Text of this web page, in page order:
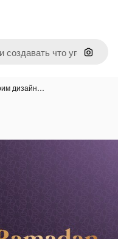
Поиск
дизайн…